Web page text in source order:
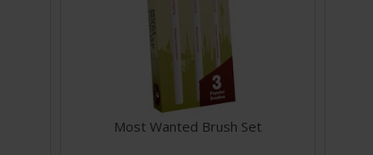
Most Wanted Brush Set